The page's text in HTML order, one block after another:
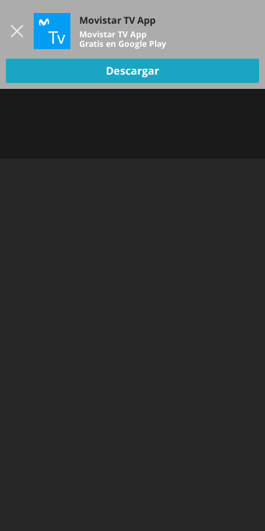
TV EN VIVO
Movistar TV App
Movistar TV App
Gratis en Google Play
Descargar